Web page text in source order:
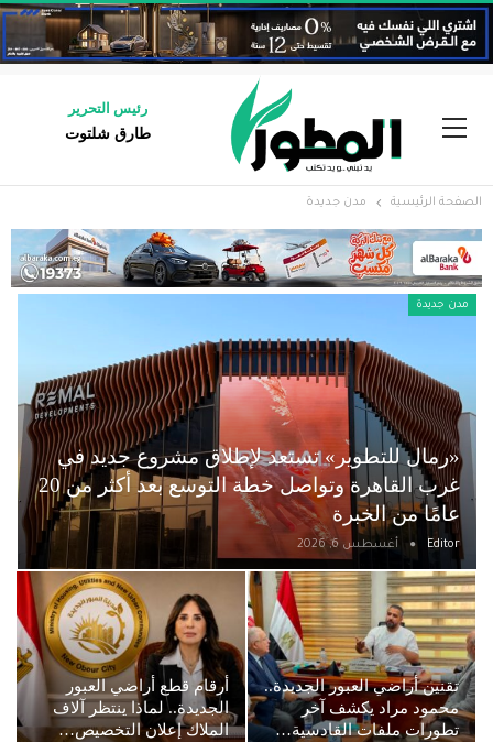
رئيس التحرير
طارق شلتوت
الصفحة الرئيسية مدن جديدة
مدن جديدة
«رمال للتطوير» تستعد لإطلاق مشروع جديد في
غرب القاهرة وتواصل خطة التوسع بعد أكثر من 20
عامًا من الخبرة
Editor أغسطس 6, 2026
تقنين أراضي العبور الجديدة..
محمود مراد يكشف آخر
تطورات ملفات القادسية…
أرقام قطع أراضي العبور
الجديدة.. لماذا ينتظر آلاف
الملاك إعلان التخصيص…